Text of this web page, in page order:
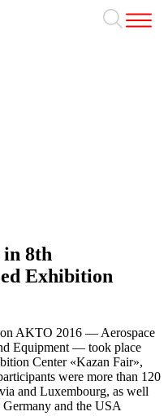
8th
Exhibition
AKTO 2016 — Aerospace
Equipment — took place
Center «Kazan Fair»,
were more than 120
and Luxembourg, as well
Germany and the USA